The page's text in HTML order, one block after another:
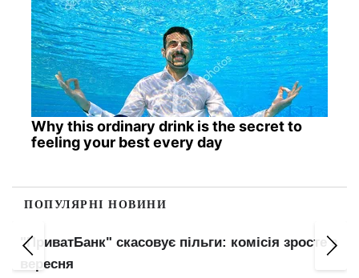
Why this ordinary drink is the secret to
feeling your best every day
ПОПУЛЯРНІ НОВИНИ
"ПриватБанк" скасовує пільги: комісія зросте з
вересня